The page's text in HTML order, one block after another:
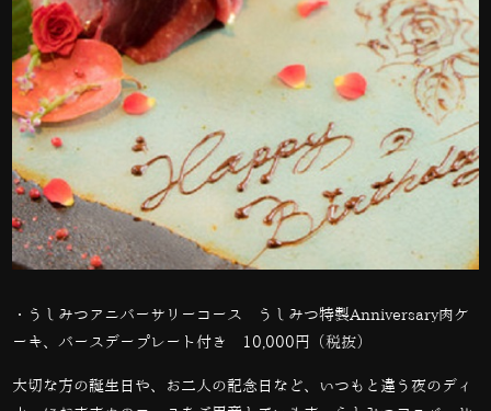
・うしみつアニバーサリーコース うしみつ特製Anniversary肉ケ
ーキ、バースデープレート付き 10,000円（税抜）
大切な方の誕生日や、お二人の記念日など、いつもと違う夜のディ